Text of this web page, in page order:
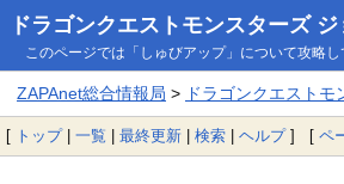
ドラゴンクエストモンスターズ
このページでは「しゅびアップ」について攻略し
ZAPAnet総合情報局 > ドラゴンクエスト
[ トップ| 一覧 | 最終更新 | 検索 | ヘルプ] [ ペ